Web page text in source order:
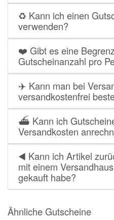
♻️ Kann ich einen
verwenden?
❤️ Gibt es eine
Gutscheinanzahl pro
✈️ Kann man bei
versandkostenfrei
⛴️ Kann ich
Versandkosten
◀️ Kann ich Artikel
mit einem
gekauft habe?
Ähnliche Gutscheine